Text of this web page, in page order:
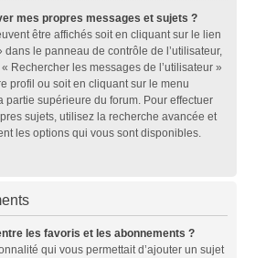
mes propres messages et sujets ?
être affichés soit en cliquant sur le lien
dans le panneau de contrôle de l’utilisateur,
Rechercher les messages de l’utilisateur »
profil ou soit en cliquant sur le menu
partie supérieure du forum. Pour effectuer
sujets, utilisez la recherche avancée et
les options qui vous sont disponibles.
les favoris et les abonnements ?
qui vous permettait d’ajouter un sujet